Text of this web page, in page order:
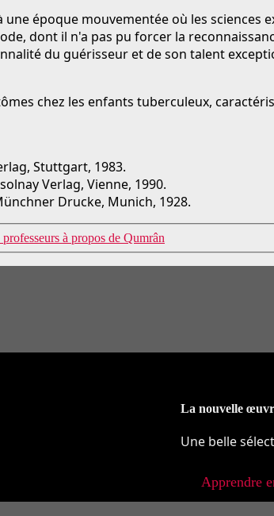
époque mouvementée où les sciences
dont il n'a pas pu forcer la
du guérisseur et de son talent
chez les enfants tuberculeux,
Stuttgart, 1983.
Verlag, Vienne, 1990.
Drucke, Munich, 1928.
à propos de Qumrân
La nouvelle
Une belle
Apprendre